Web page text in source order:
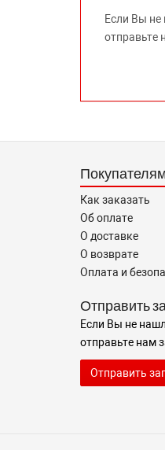
Если Вы не
отправьте
Как заказать
Об оплате
О доставке
О возврате
Оплата и
Отправить
Если Вы не
отправьте нам
Отправить